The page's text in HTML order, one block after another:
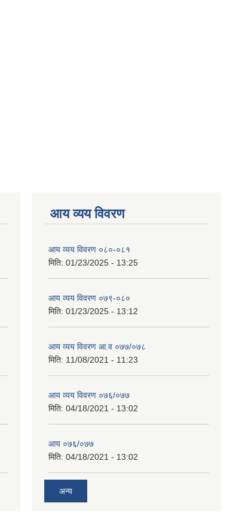
आय व्यय विवरण
आय व्यय विवरण ०८०-०८१
मिति: 01/23/2025 - 13:25
आय व्यय विवरण ०७९-०८०
मिति: 01/23/2025 - 13:12
आय व्यय विवरण आ.व ०७७/०७८
मिति: 11/08/2021 - 11:23
आय व्यय विवरण ०७६/०७७
मिति: 04/18/2021 - 13:02
आय ०७६/०७७
मिति: 04/18/2021 - 13:02
अन्य